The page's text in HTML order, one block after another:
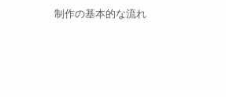
制作の基本的な流れ